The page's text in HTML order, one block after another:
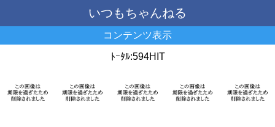
いつもちゃんねる
コンテンツ表示
ﾄｰﾀﾙ:594HIT